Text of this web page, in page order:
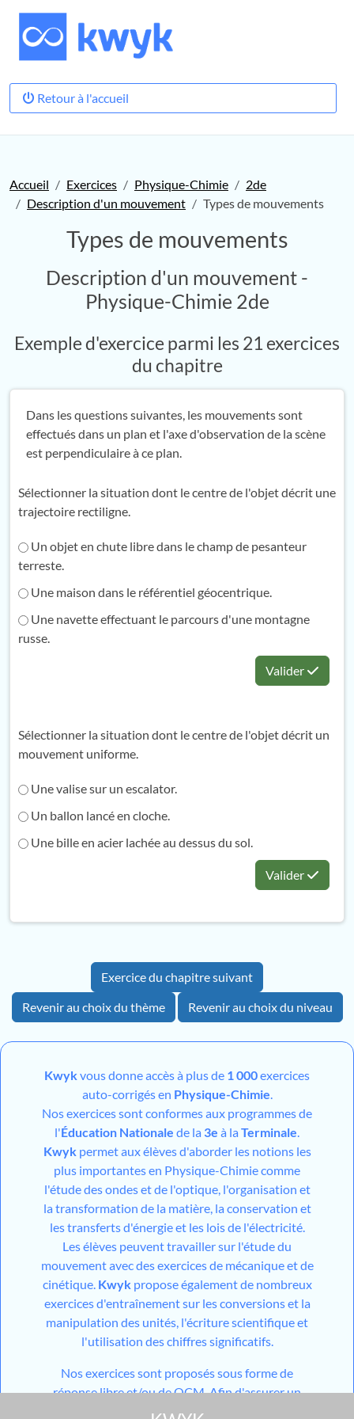
Retour à l'accueil
Accueil Exercices Physique-Chimie
2de
Description d'un mouvement
Types de mouvements
Types de mouvements
Description d'un mouvement -
Physique-Chimie 2de
Exemple d'exercice parmi les 21 exercices
du chapitre
Dans les questions suivantes, les mouvements sont
effectués dans un plan et l'axe d'observation de la scène
est perpendiculaire à ce plan.
Sélectionner la situation dont le centre de l'objet décrit une
trajectoire rectiligne.
Un objet en chute libre dans le champ de pesanteur
terreste.
Une maison dans le référentiel géocentrique.
Une navette effectuant le parcours d'une montagne
russe.
Valider
Sélectionner la situation dont le centre de l'objet décrit un
mouvement uniforme.
Une valise sur un escalator.
Un ballon lancé en cloche.
Une bille en acier lachée au dessus du sol.
Valider
Exercice du chapitre suivant
Revenir au choix du thème
Revenir au choix du niveau
Kwykvous donne accès à plus de 1 000exercices
auto-corrigés en Physique-Chimie
Nos exercices sont conformes aux programmes de
l'Éducation Nationale de la 3e à la Terminale
Kwykpermet aux élèves d'aborder les notions les
plus importantes en Physique-Chimie comme
l'étude des ondes et de l'optique, l'organisation et
la transformation de la matière, la conservation et
les transferts d'énergie et les lois de l'électricité.
Les élèves peuvent travailler sur l'étude du
mouvement avec des exercices de mécanique et de
cinétique. Kwykpropose également de nombreux
exercices d'entraînement sur les conversions et la
manipulation des unités, l'écriture scientifique et
l'utilisation des chiffres significatifs.
Nos exercices sont proposés sous forme de
réponse libre et/ou de QCM. Afin d'assurer un
entraînement efficace et pertinent aux élèves,